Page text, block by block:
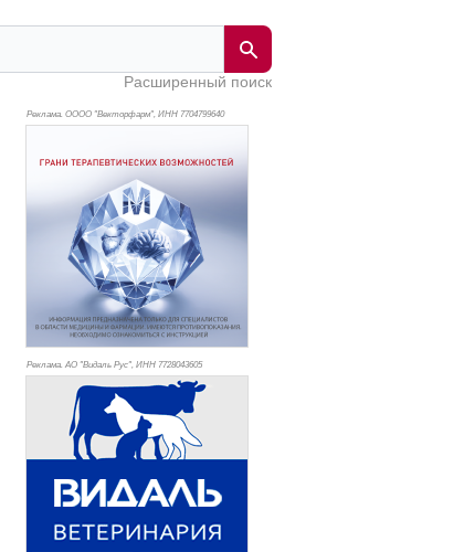
Расширенный поиск
Реклама. ОООО "Векторфарм", ИНН 7704799640
Реклама. АО "Видаль Рус", ИНН 7728043605